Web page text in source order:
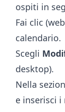
ospiti in
Fai clic
calendario.
Scegli
desktop).
Nella
e inserisci